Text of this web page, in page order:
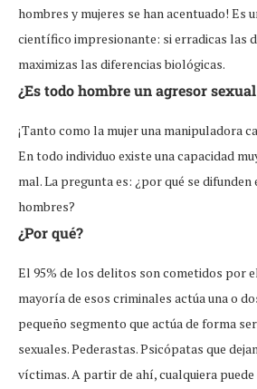
hombres y mujeres se han acentuado! Es
científico impresionante: si erradicas las
maximizas las diferencias biológicas.
¿Es todo hombre un agresor
¡Tanto como la mujer una manipuladora
En todo individuo existe una capacidad
mal. La pregunta es: ¿por qué se
hombres?
¿Por qué?
El 95% de los delitos son cometidos por
mayoría de esos criminales actúa una o
pequeño segmento que actúa de forma
sexuales. Pederastas. Psicópatas que
víctimas. A partir de ahí, cualquiera